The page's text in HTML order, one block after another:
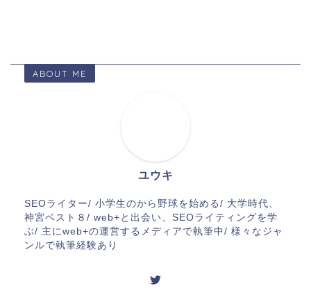
ABOUT ME
ユウキ
SEOライター/ 小学生のから野球を始める/ 大学時代、
神宮ベスト８/ web+と出会い、SEOライティングを学
ぶ/ 主にweb+の運営するメディアで執筆中/ 様々なジャ
ンルで執筆経験あり